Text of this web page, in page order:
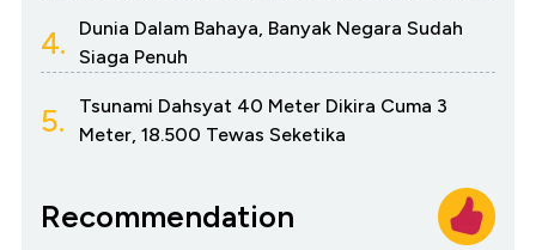
4.
Dunia Dalam Bahaya, Banyak Negara Sudah
Siaga Penuh
5.
Tsunami Dahsyat 40 Meter Dikira Cuma 3
Meter, 18.500 Tewas Seketika
Recommendation